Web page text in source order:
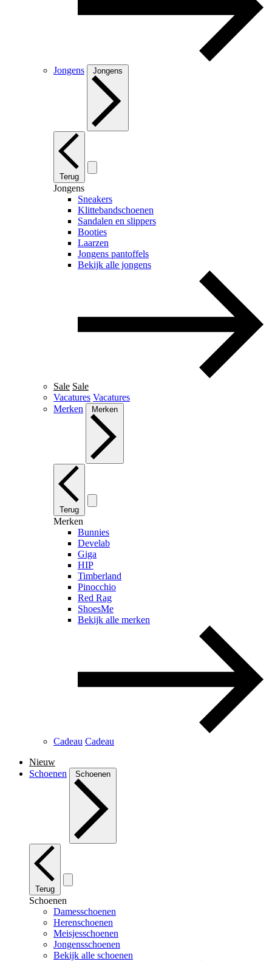
Jongens Jongens
Terug
Jongens
Sneakers
Klittebandschoenen
Sandalen en slippers
Booties
Laarzen
Jongens pantoffels
Bekijk alle jongens
Sale Sale
Vacatures Vacatures
Merken
Merken
Terug
Merken
Bunnies
Develab
Giga
HIP
Timberland
Pinocchio
Red Rag
ShoesMe
Bekijk alle merken
Cadeau Cadeau
Nieuw
Schoenen
Schoenen
Terug
Schoenen
Damesschoenen
Herenschoenen
Meisjesschoenen
Jongensschoenen
Bekijk alle schoenen